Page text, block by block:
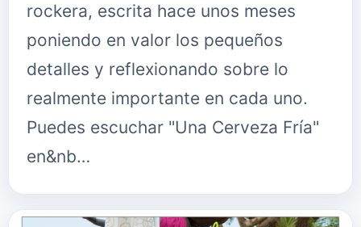
rockera, escrita hace unos meses
poniendo en valor los pequeños
detalles y reflexionando sobre lo
realmente importante en cada uno.
Puedes escuchar "Una Cerveza Fría"
en&nb…